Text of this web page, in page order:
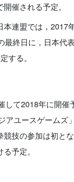
催される予定。
連盟では，2017
終日に，日本代
する。
して2018年に開
アユースゲームズ
技の参加は初と
予定。